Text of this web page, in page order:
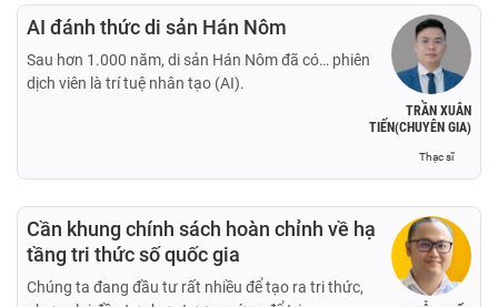
TRẦN XUÂN
TIẾN(CHUYÊN GIA)
Thạc sĩ
AI đánh thức di sản Hán Nôm
Sau hơn 1.000 năm, di sản Hán Nôm đã có… phiên
dịch viên là trí tuệ nhân tạo (AI).
Cần khung chính sách hoàn chỉnh về hạ
tầng tri thức số quốc gia
Chúng ta đang đầu tư rất nhiều để tạo ra tri thức,